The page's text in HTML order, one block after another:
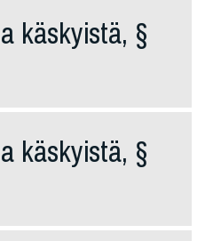
käskyistä, §
käskyistä, §